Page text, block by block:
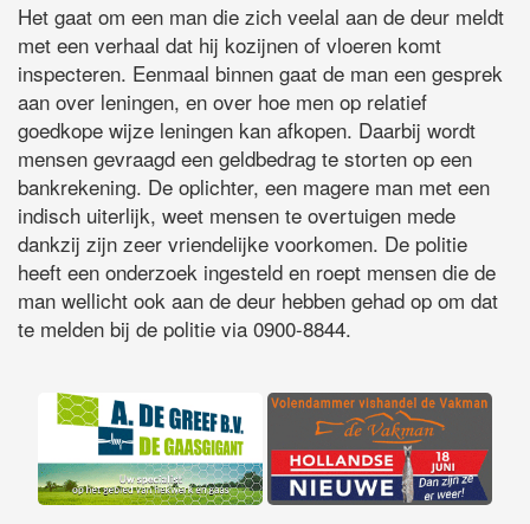
Het gaat om een man die zich veelal aan de deur meldt
met een verhaal dat hij kozijnen of vloeren komt
inspecteren. Eenmaal binnen gaat de man een gesprek
aan over leningen, en over hoe men op relatief
goedkope wijze leningen kan afkopen. Daarbij wordt
mensen gevraagd een geldbedrag te storten op een
bankrekening. De oplichter, een magere man met een
indisch uiterlijk, weet mensen te overtuigen mede
dankzij zijn zeer vriendelijke voorkomen. De politie
heeft een onderzoek ingesteld en roept mensen die de
man wellicht ook aan de deur hebben gehad op om dat
te melden bij de politie via 0900-8844.